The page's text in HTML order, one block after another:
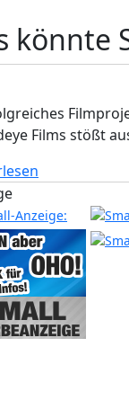
könnte
Films stößt